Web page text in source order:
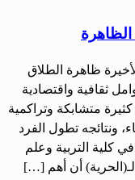
ظاهرة الطلاق
ثقافية واقتصادية
متشابكة وتراكمية
ونتائجه تطول الفرد
كلية التربية وعلم
أن أهم […]